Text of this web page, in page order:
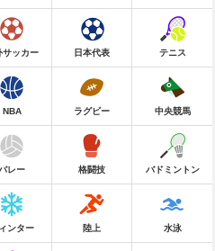
サッカー 日本代表 テニス
NBA ラグビー 中央競馬
レー 格闘技 バドミントン
ンター 陸上 水泳